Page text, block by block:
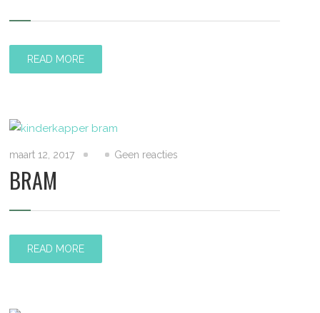
READ MORE
maart 12, 2017 Geen reacties
BRAM
READ MORE